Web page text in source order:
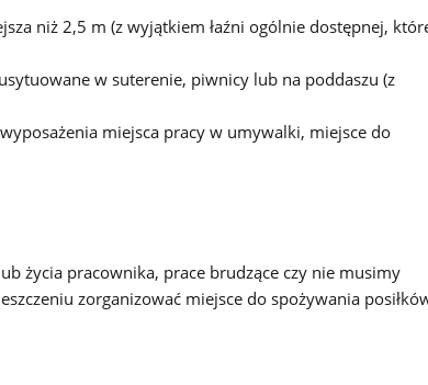
niż 2,5 m (z wyjątkiem łaźni ogólnie dostępnej,
w suterenie, piwnicy lub na poddaszu (z
miejsca pracy w umywalki, miejsce do
życia pracownika, prace brudzące czy nie musimy
zorganizować miejsce do spożywania